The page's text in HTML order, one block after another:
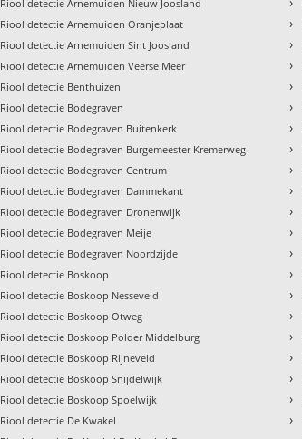
Riool detectie Arnemuiden Nieuw Joosland
Riool detectie Arnemuiden Oranjeplaat
Riool detectie Arnemuiden Sint Joosland
Riool detectie Arnemuiden Veerse Meer
Riool detectie Benthuizen
Riool detectie Bodegraven
Riool detectie Bodegraven Buitenkerk
Riool detectie Bodegraven Burgemeester Kremerweg
Riool detectie Bodegraven Centrum
Riool detectie Bodegraven Dammekant
Riool detectie Bodegraven Dronenwijk
Riool detectie Bodegraven Meije
Riool detectie Bodegraven Noordzijde
Riool detectie Boskoop
Riool detectie Boskoop Nesseveld
Riool detectie Boskoop Otweg
Riool detectie Boskoop Polder Middelburg
Riool detectie Boskoop Rijneveld
Riool detectie Boskoop Snijdelwijk
Riool detectie Boskoop Spoelwijk
Riool detectie De Kwakel
›
›
›
›
›
›
›
›
›
›
›
›
›
›
›
›
›
›
›
›